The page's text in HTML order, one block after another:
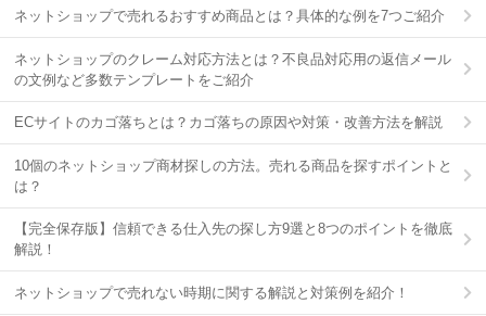
ネットショップで売れるおすすめ商品とは？具体的な例を7つご紹介
ネットショップのクレーム対応方法とは？不良品対応用の返信メール
の文例など多数テンプレートをご紹介
ECサイトのカゴ落ちとは？カゴ落ちの原因や対策・改善方法を解説
10個のネットショップ商材探しの方法。売れる商品を探すポイントと
は？
【完全保存版】信頼できる仕入先の探し方9選と8つのポイントを徹底
解説！
ネットショップで売れない時期に関する解説と対策例を紹介！